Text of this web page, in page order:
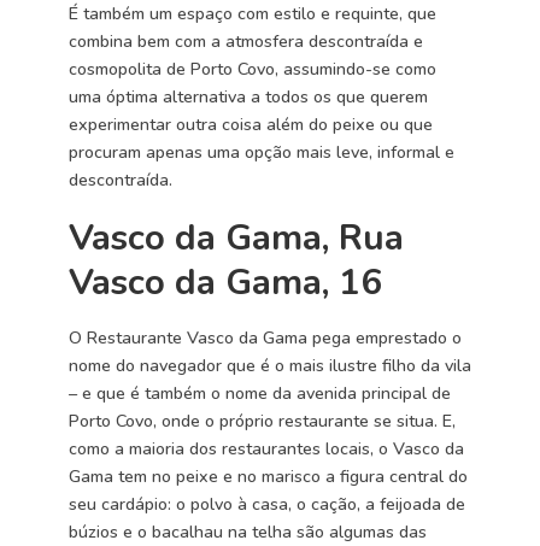
É também um espaço com estilo e requinte, que
combina bem com a atmosfera descontraída e
cosmopolita de Porto Covo, assumindo-se como
uma óptima alternativa a todos os que querem
experimentar outra coisa além do peixe ou que
procuram apenas uma opção mais leve, informal e
descontraída.
Vasco da Gama, Rua
Vasco da Gama, 16
O Restaurante Vasco da Gama pega emprestado o
nome do navegador que é o mais ilustre filho da vila
– e que é também o nome da avenida principal de
Porto Covo, onde o próprio restaurante se situa. E,
como a maioria dos restaurantes locais, o Vasco da
Gama tem no peixe e no marisco a figura central do
seu cardápio: o polvo à casa, o cação, a feijoada de
búzios e o bacalhau na telha são algumas das